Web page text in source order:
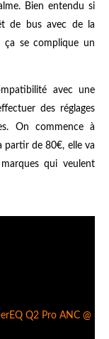
Bien entendu si
de bus avec de la
se complique un
avec une
des réglages
On commence à
partir de 80€, elle va
qui veulent